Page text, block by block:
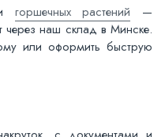
горшечных растений —
через наш склад в Минске.
или оформить быструю